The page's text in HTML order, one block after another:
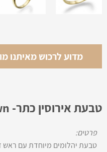
מדוע לרכוש מאיתנו
טבעת אירוסין כתר- Royalty Crown
פרטים:
טבעת יהלומים מיוחדת עם